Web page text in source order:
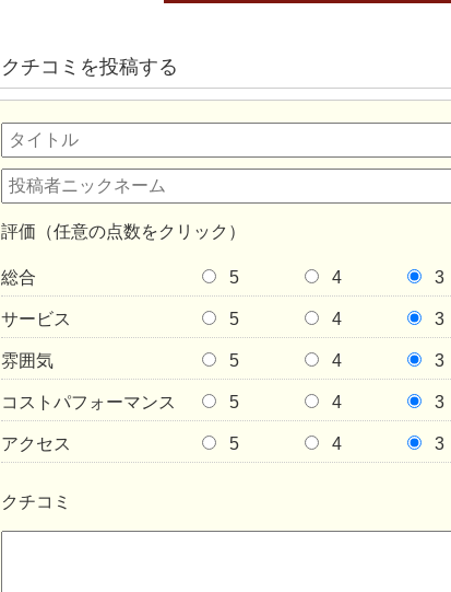
クチコミを投稿する
評価（任意の点数をクリック）
総合 5 4 3
サービス 5 4 3
雰囲気 5 4 3
コストパフォーマンス 5 4 3
アクセス 5 4 3
クチコミ